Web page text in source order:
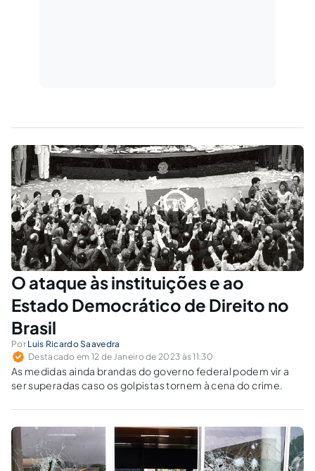
O ataque às instituições e ao
Estado Democrático de Direito no
Brasil
Por Luis Ricardo Saavedra
Destacado em 12 de Janeiro de 2023 às 11:30
As medidas ainda brandas do governo federal podem vir a
ser superadas caso os golpistas tornem à cena do crime.